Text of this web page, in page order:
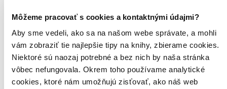
Môžeme pracovať s cookies a kontaktnými údajmi?
Aby sme vedeli, ako sa na našom webe správate, a mohli
vám zobraziť tie najlepšie tipy na knihy, zbierame cookies.
Niektoré sú naozaj potrebné a bez nich by naša stránka
vôbec nefungovala. Okrem toho používame analytické
cookies, ktoré nám umožňujú zisťovať, ako náš web
Grada (61 titulov)Grada61
ANAG (27 titulov)
BETA - Dobrovský (20 titulov)BETA - Dobrovský20
Synergie (18 titulov)Synergie 18
Ikar (14 titulov)Ikar14
Metafora (13 titulov)
Metafora
Portál (11 titulov)Portál 11
Edice knihy Omega (10 titulov)Edice knihy Omega